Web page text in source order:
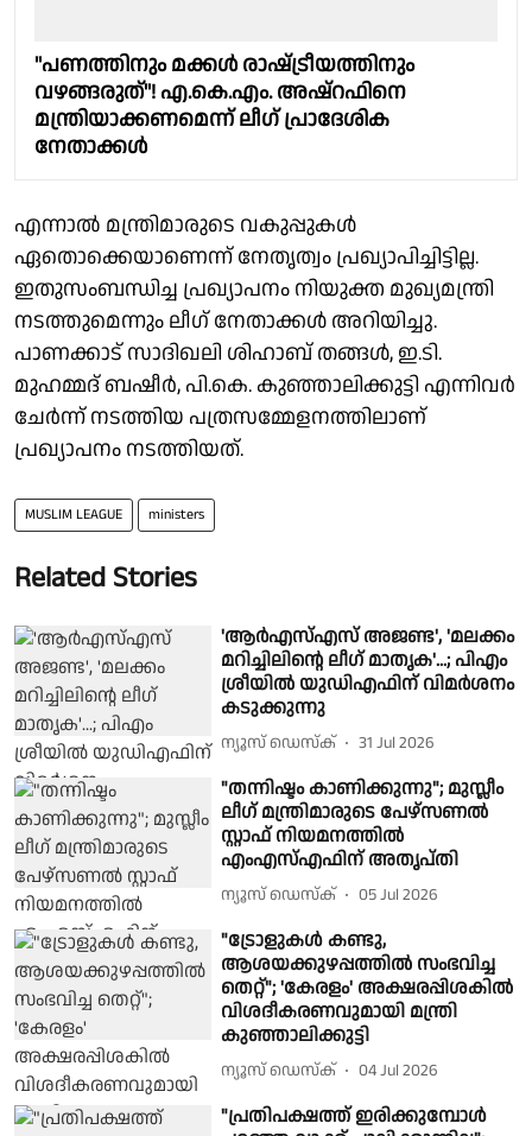
"പണത്തിനും മക്കൾ രാഷ്‌ട്രീയത്തിനും
വഴങ്ങരുത്"! എ.കെ.എം. അഷ്റഫിനെ
മന്ത്രിയാക്കണമെന്ന് ലീഗ് പ്രാദേശിക
നേതാക്കൾ
എന്നാൽ മന്ത്രിമാരുടെ വകുപ്പുകൾ
ഏതൊക്കെയാണെന്ന് നേതൃത്വം പ്രഖ്യാപിച്ചിട്ടില്ല.
ഇതുസംബന്ധിച്ച പ്രഖ്യാപനം നിയുക്ത മുഖ്യമന്ത്രി
നടത്തുമെന്നും ലീഗ് നേതാക്കൾ അറിയിച്ചു.
പാണക്കാട് സാദിഖലി ശിഹാബ് തങ്ങൾ, ഇ.ടി.
മുഹമ്മദ് ബഷീർ, പി.കെ. കുഞ്ഞാലിക്കുട്ടി എന്നിവർ
ചേർന്ന് നടത്തിയ പത്രസമ്മേളനത്തിലാണ്
പ്രഖ്യാപനം നടത്തിയത്.
MUSLIM LEAGUE ministers
Related Stories
'ആര്‍എസ്എസ് അജണ്ട', 'മലക്കം
മറിച്ചിലിന്റെ ലീഗ് മാതൃക'...; പിഎം
ശ്രീയില്‍ യുഡിഎഫിന് വിമര്‍ശനം
കടുക്കുന്നു
ന്യൂസ് ഡെസ്ക് 31 Jul 2026
"തന്നിഷ്ടം കാണിക്കുന്നു"; മുസ്ലീം
ലീഗ് മന്ത്രിമാരുടെ പേഴ്‌സണല്‍
സ്റ്റാഫ് നിയമനത്തില്‍
എംഎസ്എഫിന് അതൃപ്തി
ന്യൂസ് ഡെസ്ക് 05 Jul 2026
"ട്രോളുകൾ കണ്ടു,
ആശയക്കുഴപ്പത്തിൽ സംഭവിച്ച
തെറ്റ്"; 'കേരളം' അക്ഷരപ്പിശകിൽ
വിശദീകരണവുമായി മന്ത്രി
കുഞ്ഞാലിക്കുട്ടി
ന്യൂസ് ഡെസ്ക് 04 Jul 2026
"പ്രതിപക്ഷത്ത് ഇരിക്കുമ്പോൾ